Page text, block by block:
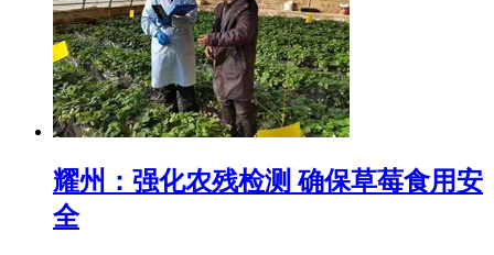
耀州：强化农残检测 确保草莓食用安
全